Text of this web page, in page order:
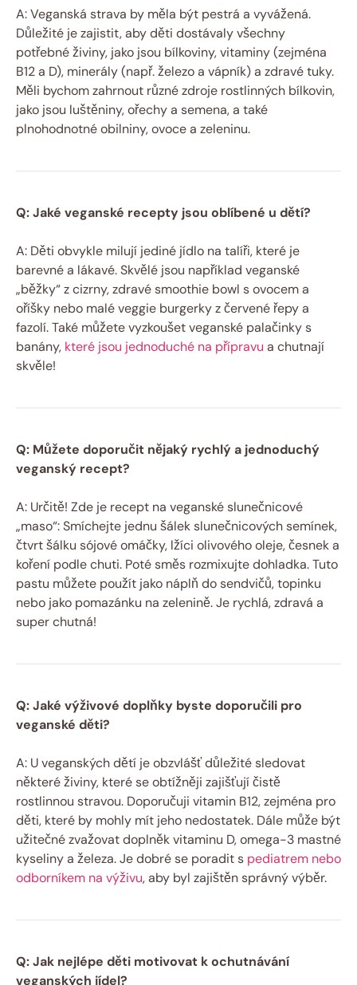
A: Veganská strava by měla být pestrá a vyvážená.
Důležité je zajistit, aby děti dostávaly všechny
potřebné živiny, jako jsou bílkoviny, vitaminy (zejména
B12 a D), minerály (např. železo a vápník) a zdravé tuky.
Měli bychom zahrnout různé zdroje rostlinných bílkovin,
jako jsou luštěniny, ořechy a semena, a také
plnohodnotné obilniny, ovoce a zeleninu.
Q: Jaké veganské recepty jsou oblíbené u dětí?
A: Děti obvykle milují jediné jídlo na talíři, které je
barevné a lákavé. Skvělé jsou například veganské
„běžky“ z cizrny, zdravé smoothie bowl s ovocem a
oříšky nebo malé veggie burgerky z červené řepy a
fazolí. Také můžete vyzkoušet veganské palačinky s
banány, které jsou jednoduché na přípravu a chutnají
skvěle!
Q: Můžete doporučit nějaký rychlý a jednoduchý
veganský recept?
A: Určitě! Zde je recept na veganské slunečnicové
„maso“: Smíchejte jednu šálek slunečnicových semínek,
čtvrt šálku sójové omáčky, lžíci olivového oleje, česnek a
koření podle chuti. Poté směs rozmixujte dohladka. Tuto
pastu můžete použít jako náplň do sendvičů, topinku
nebo jako pomazánku na zelenině. Je rychlá, zdravá a
super chutná!
Q: Jaké výživové doplňky byste doporučili pro
veganské děti?
A: U veganských dětí je obzvlášť důležité sledovat
některé živiny, které se obtížněji zajišťují čistě
rostlinnou stravou. Doporučuji vitamin B12, zejména pro
děti, které by mohly mít jeho nedostatek. Dále může být
užitečné zvažovat doplněk vitaminu D, omega-3 mastné
kyseliny a železa. Je dobré se poradit s pediatrem nebo
odborníkem na výživu, aby byl zajištěn správný výběr.
Q: Jak nejlépe děti motivovat k ochutnávání
veganských jídel?